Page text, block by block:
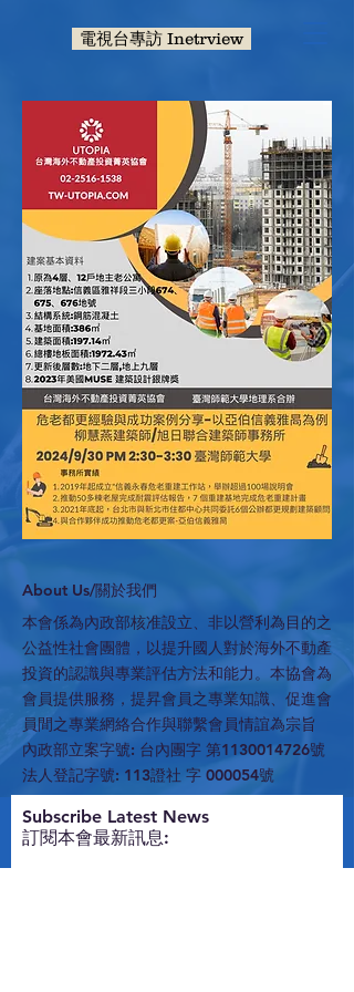
電視台專訪 Inetrview
​About Us/關於我們
本會係為內政部核准設立、非以營利為目的之
公益性社會團體，以提升國人對於海外不動產
投資的認識與專業評估方法和能力。本協會為
會員提供服務，提昇會員之專業知識、促進會
員間之專業網絡合作與聯繫會員情誼為宗旨
內政部立案字號: 台內團字 第1130014726號
法人登記字號: 113證社 字 000054號
​Subscribe Latest News
訂閱本會最新訊息: